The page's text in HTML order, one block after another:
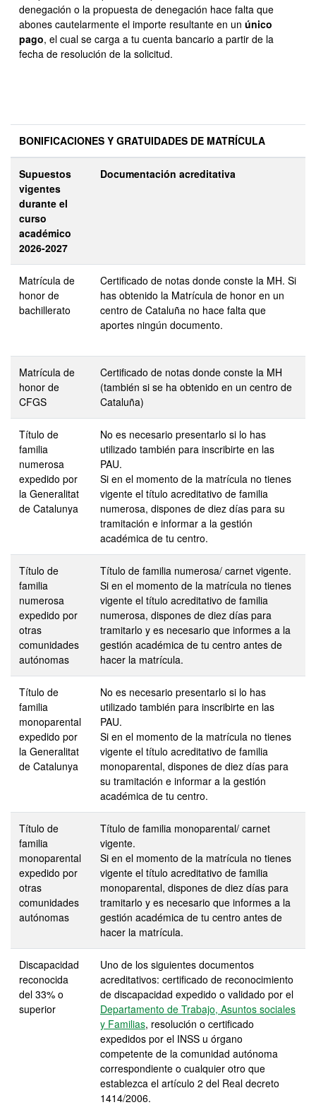
denegación o la propuesta de denegación hace falta que
abones cautelarmente el importe resultante en un único
pago, el cual se carga a tu cuenta bancario a partir de la
fecha de resolución de la solicitud.
BONIFICACIONES Y GRATUIDADES DE MATRÍCULA
Supuestos
vigentes
durante el
curso
académico
2026-2027
Documentación acreditativa
Matrícula de
honor de
bachillerato
Certificado de notas donde conste la MH. Si
has obtenido la Matrícula de honor en un
centro de Cataluña no hace falta que
aportes ningún documento.
Matrícula de
honor de
CFGS
Certificado de notas donde conste la MH
(también si se ha obtenido en un centro de
Cataluña)
Título de
familia
numerosa
expedido por
la Generalitat
de Catalunya
No es necesario presentarlo si lo has
utilizado también para inscribirte en las
PAU.
Si en el momento de la matrícula no tienes
vigente el título acreditativo de familia
numerosa, dispones de diez días para su
tramitación e informar a la gestión
académica de tu centro.
Título de
familia
numerosa
expedido por
otras
comunidades
autónomas
Título de familia numerosa/ carnet vigente.
Si en el momento de la matrícula no tienes
vigente el título acreditativo de familia
numerosa, dispones de diez días para
tramitarlo y es necesario que informes a la
gestión académica de tu centro antes de
hacer la matrícula.
Título de
familia
monoparental
expedido por
la Generalitat
de Catalunya
No es necesario presentarlo si lo has
utilizado también para inscribirte en las
PAU.
Si en el momento de la matrícula no tienes
vigente el título acreditativo de familia
monoparental, dispones de diez días para
su tramitación e informar a la gestión
académica de tu centro.
Título de
familia
monoparental
expedido por
otras
comunidades
autónomas
Título de familia monoparental/ carnet
vigente.
Si en el momento de la matrícula no tienes
vigente el título acreditativo de familia
monoparental, dispones de diez días para
tramitarlo y es necesario que informes a la
gestión académica de tu centro antes de
hacer la matrícula.
Discapacidad
reconocida
del 33% o
superior
Uno de los siguientes documentos
acreditativos: certificado de reconocimiento
de discapacidad expedido o validado por el
Departamento de Trabajo, Asuntos sociales
y Familias, resolución o certificado
expedidos por el INSS u órgano
competente de la comunidad autónoma
correspondiente o cualquier otro que
establezca el artículo 2 del Real decreto
1414/2006.